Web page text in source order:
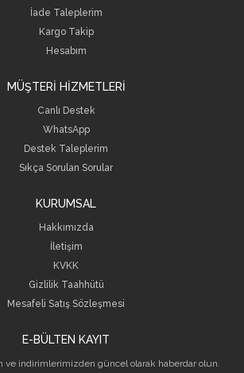
İade Taleplerim
Kargo Takip
Hesabım
MÜŞTERİ HİZMETLERİ
Canlı Destek
WhatsApp
Destek Taleplerim
Sıkça Sorulan Sorular
KURUMSAL
Hakkımızda
İletişim
KVKK
Gizlilik Taahhütü
Mesafeli Satış Sözleşmesi
E-BÜLTEN KAYIT
ve indirimlerimizden güncel olarak haberdar olun.